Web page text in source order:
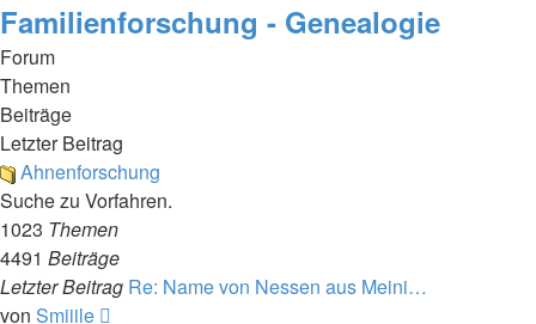
Familienforschung - Genealogie
Forum
Themen
Beiträge
Letzter Beitrag
Ahnenforschung
Suche zu Vorfahren.
1023 Themen
4491 Beiträge
Letzter Beitrag Re: Name von Nessen aus Meini…
von Smiiile